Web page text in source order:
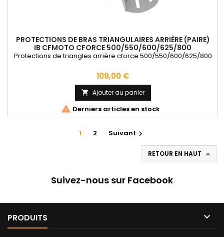
PROTECTIONS DE BRAS TRIANGULAIRES ARRIÈRE (PAIRE)
IB CFMOTO CFORCE 500/550/600/625/800
Protections de triangles arrière cforce 500/550/600/625/800
Prix
109,00 €
 Ajouter au panier
 Derniers articles en stock
1 2 Suivant 
RETOUR EN HAUT 
Suivez-nous sur Facebook
PRODUITS 